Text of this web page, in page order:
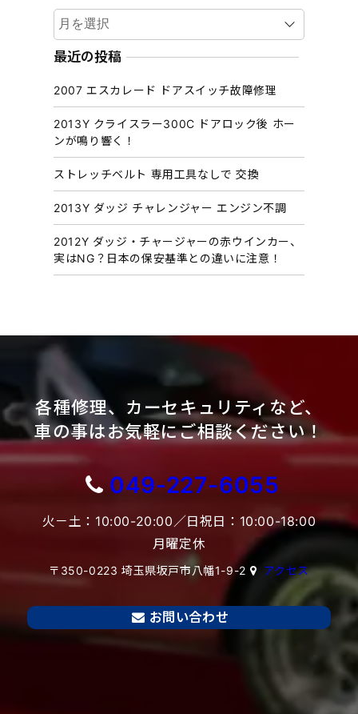
ア
ー
カ
ブ
最近の投稿
2007 エスカレード ドアスイッチ故障修理
2013Y クライスラー300C ドアロック後 ホー
ンが鳴り響く！
ストレッチベルト 専用工具なしで 交換
2013Y ダッジ チャレンジャー エンジン不調
2012Y ダッジ・チャージャーの赤ウインカー、
実はNG？日本の保安基準との違いに注意！
各種修理、カーセキュリティなど、
車の事はお気軽にご相談ください！
049-227-6055
火－土：10:00-20:00／日祝日：10:00-18:00
月曜定休
〒350-0223 埼玉県坂戸市八幡1-9-2 アクセス
お問い合わせ